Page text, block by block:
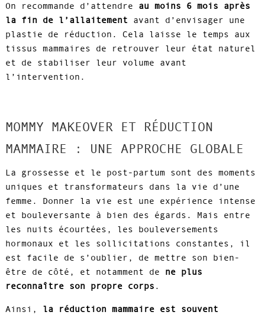
On recommande d’attendre au moins 6 mois après
la fin de l’allaitement avant d’envisager une
plastie de réduction. Cela laisse le temps aux
tissus mammaires de retrouver leur état naturel
et de stabiliser leur volume avant
l’intervention.
MOMMY MAKEOVER ET RÉDUCTION
MAMMAIRE : UNE APPROCHE GLOBALE
La grossesse et le post-partum sont des moments
uniques et transformateurs dans la vie d’une
femme. Donner la vie est une expérience intense
et bouleversante à bien des égards. Mais entre
les nuits écourtées, les bouleversements
hormonaux et les sollicitations constantes, il
est facile de s’oublier, de mettre son bien-
être de côté, et notamment de ne plus
reconnaître son propre corps .
Ainsi, la réduction mammaire est souvent